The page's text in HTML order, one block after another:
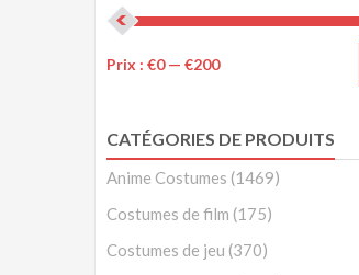
Prix : €0— €200
CATÉGORIES DE PRODUITS
Anime Costumes (1469)
Costumes de film (175)
Costumes de jeu (370)